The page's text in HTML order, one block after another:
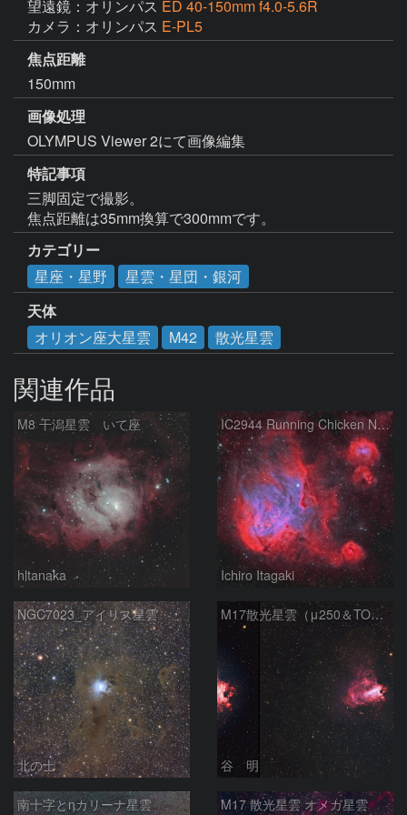
望遠鏡：オリンパス ED 40-150mm f4.0-5.6R
カメラ：オリンパス E-PL5
焦点距離
150mm
画像処理
OLYMPUS Viewer 2にて画像編集
特記事項
三脚固定で撮影。
焦点距離は35mm換算で300mmです。
カテゴリー
星座・星野
星雲・星団・銀河
天体
オリオン座大星雲
M42 散光星雲
関連作品
M8 干潟星雲 いて座
hltanaka
IC2944 Running Chicken Nebula
Ichiro Itagaki
NGC7023_アイリス星雲
北の士
M17散光星雲（μ250＆TOA130）
谷 明
南十字とηカリーナ星雲 M17 散光星雲 オメガ星雲